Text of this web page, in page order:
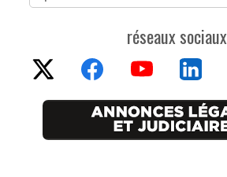
réseaux sociaux